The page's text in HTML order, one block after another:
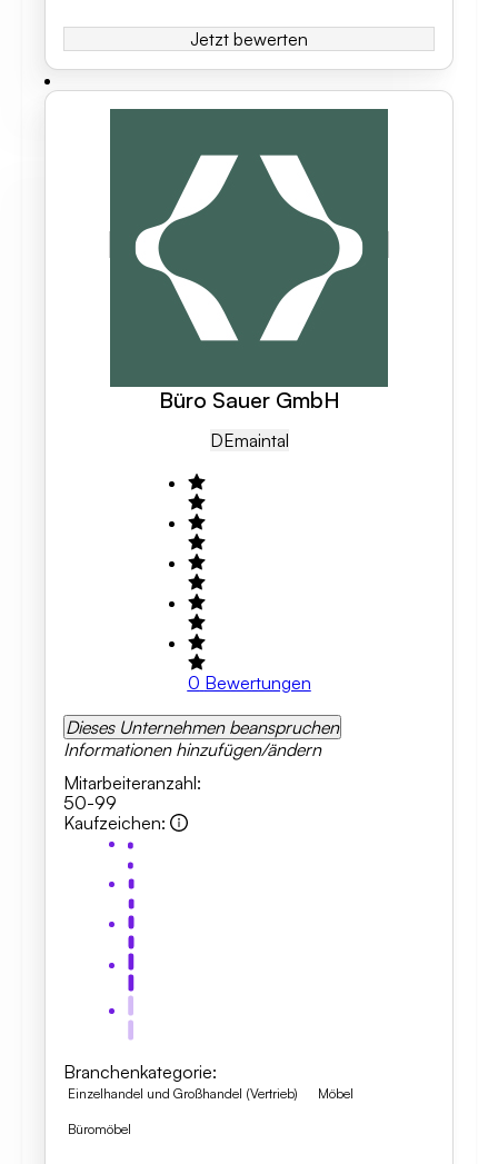
Jetzt bewerten
Büro Sauer GmbH
DEMaintal
0 Bewertungen
Dieses Unternehmen beanspruchen
Informationen hinzufügen/ändern
Mitarbeiteranzahl:
50-99
Kaufzeichen:
Branchenkategorie:
Einzelhandel und Großhandel (Vertrieb) Möbel
Büromöbel